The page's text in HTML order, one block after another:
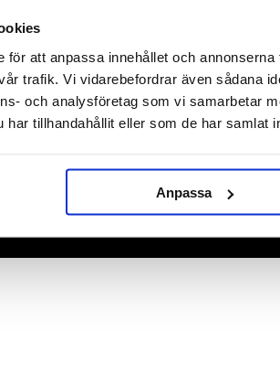
för att anpassa innehållet och
trafik. Vi vidarebefordrar även sådana
och analysföretag som vi samarbetar
har tillhandahållit eller som de har samlat
Anpassa